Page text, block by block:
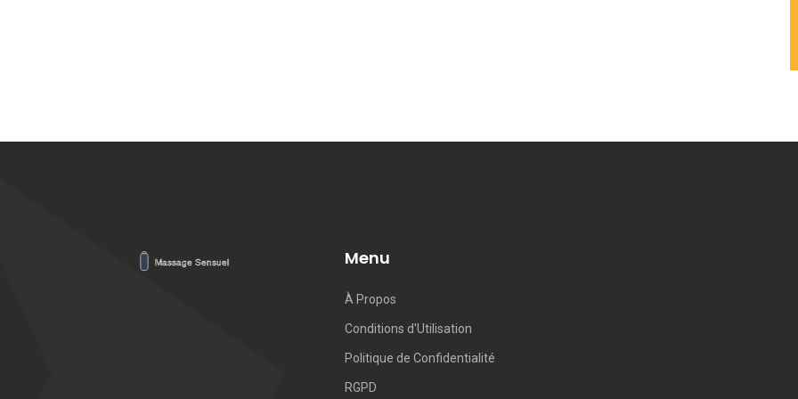
Menu
À Propos
Conditions d'Utilisation
Politique de Confidentialité
RGPD